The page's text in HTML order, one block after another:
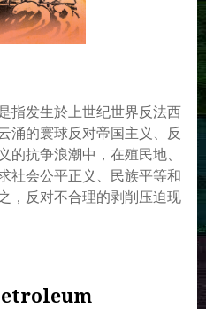
指发生於上世纪世界反法西
涌的寰球反对帝国主义、反
的抗争浪潮中，在殖民地、
社会公平正义、民族平等和
，反对不合理的剥削压迫现